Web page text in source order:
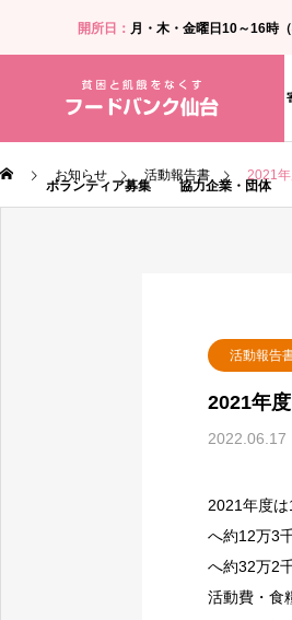
開所日： 月・木・金曜日10～16時（
お知らせ 食料支援・相談を受ける
ボランティア募集 協力企業・団体
お知らせ 活動報告書 2021
活動報告
2021年
2022.06.17
2021年度
へ約12万3
へ約32万2
活動費・食